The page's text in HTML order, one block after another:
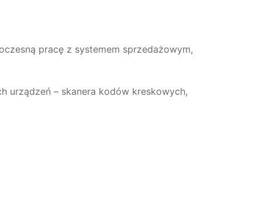
pracę z systemem sprzedażowym,
urządzeń – skanera kodów kreskowych,